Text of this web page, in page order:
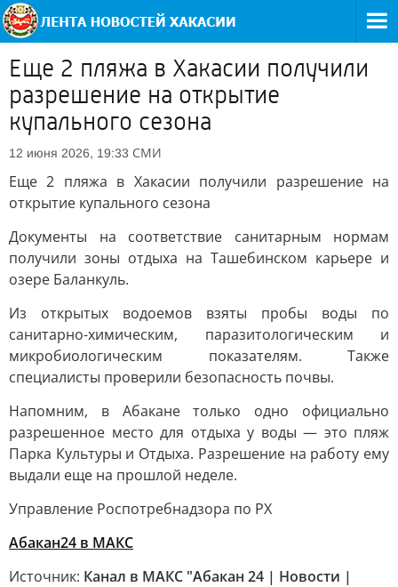
Еще 2 пляжа в Хакасии получили
разрешение на открытие
купального сезона
12 июня 2026, 19:33 СМИ
Еще 2 пляжа в Хакасии получили разрешение на
открытие купального сезона
Документы на соответствие санитарным нормам
получили зоны отдыха на Ташебинском карьере и
озере Баланкуль.
Из открытых водоемов взяты пробы воды по
санитарно-химическим, паразитологическим и
микробиологическим показателям. Также
специалисты проверили безопасность почвы.
Напомним, в Абакане только одно официально
разрешенное место для отдыха у воды — это пляж
Парка Культуры и Отдыха. Разрешение на работу ему
выдали еще на прошлой неделе.
Управление Роспотребнадзора по РХ
Абакан24 в MАКС
Источник: Канал в МАКС "Абакан 24 | Новости |